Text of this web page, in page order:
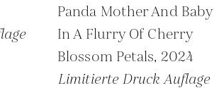
Panda Mother And Baby
In A Flurry Of Cherry
Blossom Petals, 2024
Limitierte Druck Auflage